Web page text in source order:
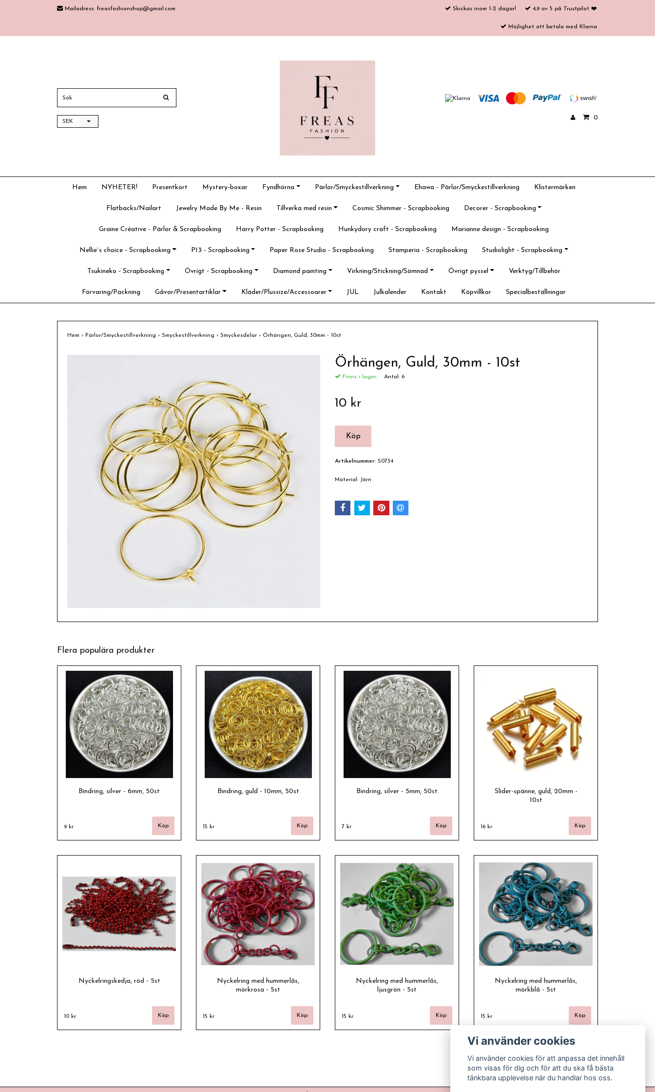
Mailadress: freasfashionshop@gmail.com Skickas inom 1-2 dagar! 4,9 av 5 på Trustpilot ❤️
Möjlighet att betala med Klarna
SEK 0
Hem NYHETER! Presentkort Mystery-boxar Fyndhörna Pärlor/Smyckestillverkning Ehawa - Pärlor/Smyckestillverkning Klistermärken
Flatbacks/Nailart Jewelry Made By Me - Resin Tillverka med resin Cosmic Shimmer - Scrapbooking Decorer - Scrapbooking
Graine Créative - Pärlor & Scrapbooking Harry Potter - Scrapbooking Hunkydory craft - Scrapbooking Marianne design - Scrapbooking
Nellie´s choice - Scrapbooking P13 - Scrapbooking Paper Rose Studio - Scrapbooking Stamperia - Scrapbooking Studiolight - Scrapbooking
Tsukineko - Scrapbooking Övrigt - Scrapbooking Diamond painting Virkning/Stickning/Sömnad Övrigt pyssel Verktyg/Tillbehör
Förvaring/Packning Gåvor/Presentartiklar Kläder/Plussize/Accessoarer JUL Julkalender Kontakt Köpvillkor Specialbeställningar
Hem › Pärlor/Smyckestillverkning › Smyckestillverkning › Smyckesdelar › Örhängen, Guld, 30mm - 10st
Örhängen, Guld, 30mm - 10st
Finns i lager: Antal: 6
10 kr
Artikelnummer: S0734
Material: Järn
Flera populära produkter
Bindring, silver - 6mm, 50st
9 kr
Bindring, guld - 10mm, 50st
15 kr
Bindring, silver - 5mm, 50st
7 kr
Slider-spänne, guld, 20mm -
10st
16 kr
Nyckelringskedja, röd - 5st
10 kr
Nyckelring med hummerlås,
mörkrosa - 5st
15 kr
Nyckelring med hummerlås,
ljusgrön - 5st
15 kr
Nyckelring med hummerlås,
mörkblå - 5st
15 kr
Vi använder cookies
Vi använder cookies för att anpassa det innehåll
som visas för dig och för att du ska få bästa
tänkbara upplevelse när du handlar hos oss.